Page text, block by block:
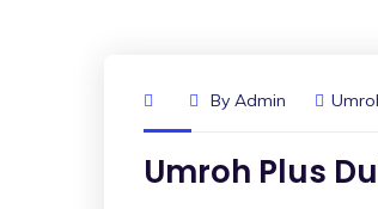
By Admin
Umroh Plus